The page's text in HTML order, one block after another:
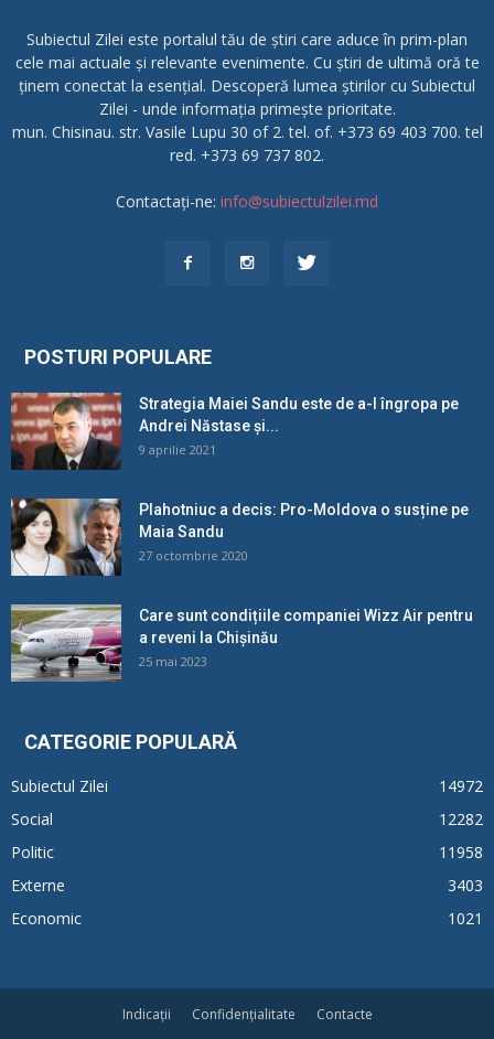
Subiectul Zilei este portalul tău de știri care aduce în prim-plan
cele mai actuale și relevante evenimente. Cu știri de ultimă oră te
ținem conectat la esențial. Descoperă lumea știrilor cu Subiectul
Zilei - unde informația primește prioritate.
mun. Chisinau. str. Vasile Lupu 30 of 2. tel. of. +373 69 403 700. tel
red. +373 69 737 802.
Contactați-ne: info@subiectulzilei.md
POSTURI POPULARE
Strategia Maiei Sandu este de a-l îngropa pe
Andrei Năstase și...
9 aprilie 2021
Plahotniuc a decis: Pro-Moldova o susține pe
Maia Sandu
27 octombrie 2020
Care sunt condițiile companiei Wizz Air pentru
a reveni la Chișinău
25 mai 2023
CATEGORIE POPULARĂ
Subiectul Zilei
14972
Social
12282
Politic
11958
Externe
3403
Economic
1021
Indicații Confidențialitate Contacte